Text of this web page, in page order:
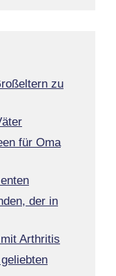
zu
für Oma
der in
Arthritis